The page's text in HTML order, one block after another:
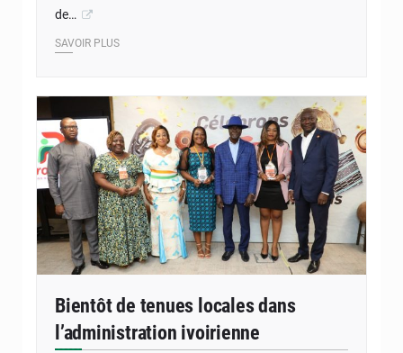
de…
SAVOIR PLUS
Bientôt de tenues locales dans
l’administration ivoirienne